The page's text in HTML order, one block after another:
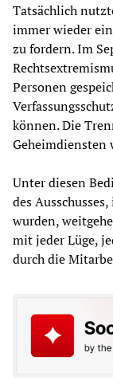
Tatsächlich
immer wieder
zu fordern. Im
Personen
können. Die
Geheimdiensten
Unter diesen
des
wurden,
mit jeder Lüge,
durch die